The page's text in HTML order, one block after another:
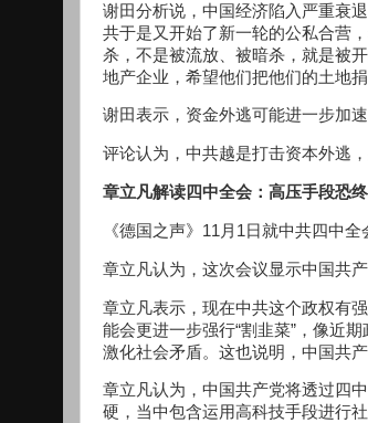
谢田分析说，中国经济陷入严重衰
共于是又开始了新一轮的公私合营
杀，不是被流放、被暗杀，就是被
地产企业，希望他们把他们的土地捐
谢田表示，资金外逃可能进一步加
评论认为，中共越是打击资本外逃
章立凡解读四中全会：高压手段恐
《德国之声》11月1日就中共四中
章立凡认为，这次会议显示中国共
章立凡表示，现在中共这个政权有
能会更进一步强行“割韭菜”，像近
激化社会矛盾。这也说明，中国共
章立凡认为，中国共产党将透过四
硬，当中包含运用高科技手段进行